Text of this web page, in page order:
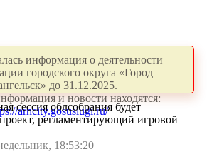
информация о деятельности
городского округа «Город
до 31.12.2025.
и новости находятся:
arhcity.gosuslugi.ru/
сессия облсобрания будет
регламентирующий игровой
18:53:20